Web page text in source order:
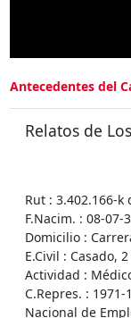
Antecedentes del
Relatos de
Rut : 3.402.166-k
F.Nacim. : 08-
Domicilio :
E.Civil : Casado,
Actividad :
C.Repres. :
Nacional de